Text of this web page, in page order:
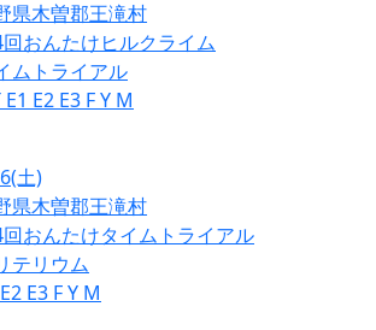
県木曽郡王滝村
おんたけヒルクライム
ムトライアル
E1 E2 E3 FY M
(土)
県木曽郡王滝村
おんたけタイムトライアル
テリウム
E2 E3 FY M